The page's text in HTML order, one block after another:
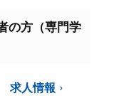
の方（専門学
求人情報